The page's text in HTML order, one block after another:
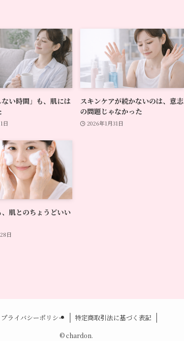
ない時間」も、肌には
日
スキンケアが続かないのは、意志
の問題じゃなかった
2026年1月31日
肌とのちょうどいい
日
プライバシーポリシー 特定商取引法に基づく表記
© chardon.